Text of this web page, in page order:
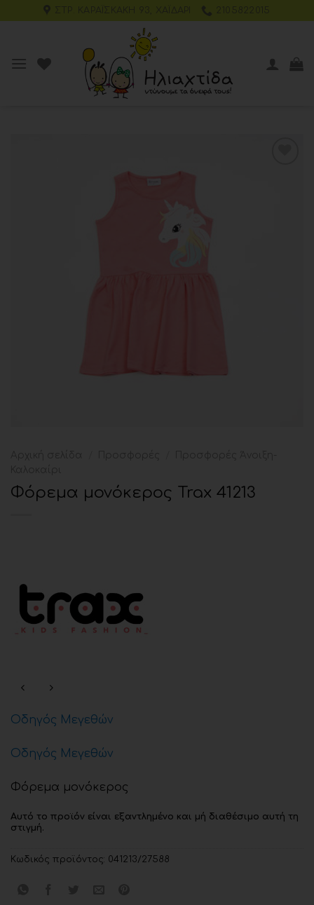
Φόρεμα μονόκερος Trax 41213
Οδηγός Μεγεθών
Οδηγός Μεγεθών
Φόρεμα μονόκερος
Αυτό το προϊόν είναι εξαντλημένο και μή διαθέσιμο αυτή τη
στιγμή.
Κωδικός προϊόντος: 041213/27588